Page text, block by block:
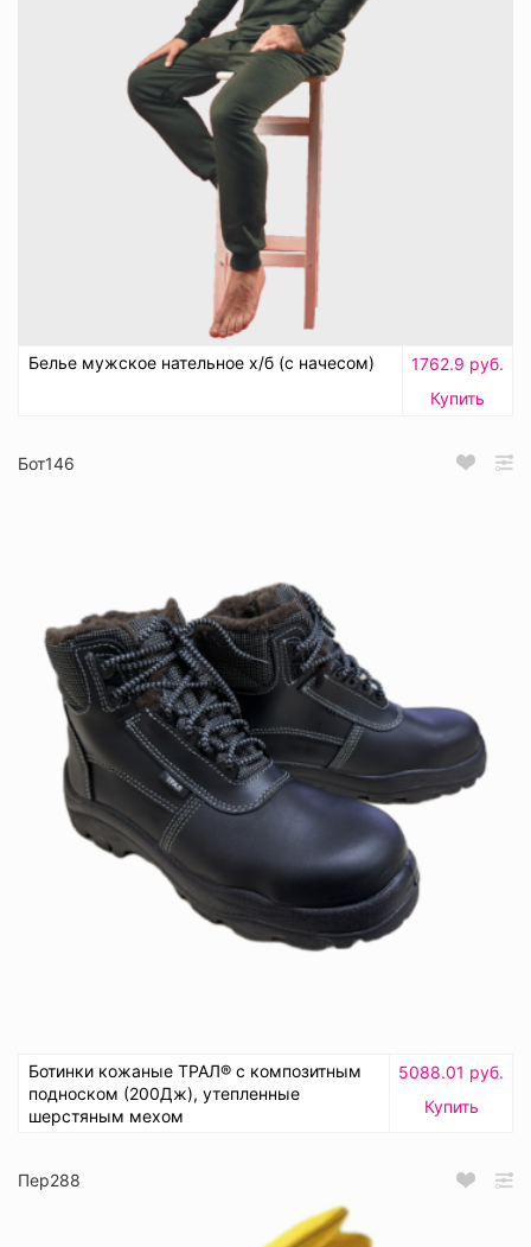
Белье мужское нательное х/б (с начесом)
1762.9 руб.
Купить
Бот146
Ботинки кожаные ТРАЛ® с композитным
подноском (200Дж), утепленные
шерстяным мехом
5088.01 руб.
Купить
Пер288